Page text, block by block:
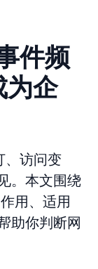
件频
为企
、访问变
。本文围绕
用、适用
助你判断网